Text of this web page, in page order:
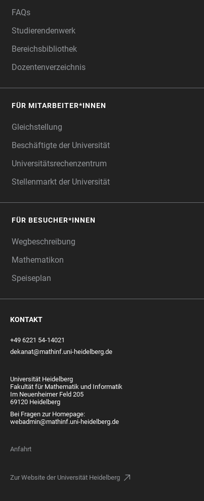
FAQs
Studierendenwerk
Bereichsbibliothek
Dozentenverzeichnis
FÜR MITARBEITER*INNEN
Gleichstellung
Beschäftigte der Universität
Universitätsrechenzentrum
Stellenmarkt der Universität
FÜR BESUCHER*INNEN
Wegbeschreibung
Mathematikon
Speiseplan
KONTAKT
+49 6221 54-14021
dekanat@mathinf.uni-heidelberg.de
Universität Heidelberg
Fakultät für Mathematik und Informatik
Im Neuenheimer Feld 205
69120 Heidelberg
Bei Fragen zur Homepage:
webadmin@mathinf.uni-heidelberg.de
Anfahrt
Zur Website der Universität Heidelberg